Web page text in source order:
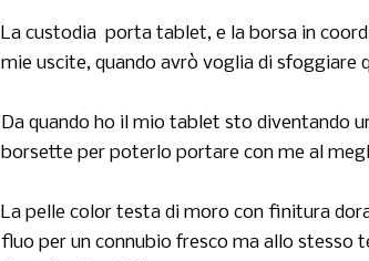
La custodia porta tablet, e la borsa in
mie uscite, quando avrò voglia di sfoggiare
Da quando ho il mio tablet sto diventando
borsette per poterlo portare con me al
La pelle color testa di moro con finitura
fluo per un connubio fresco ma allo